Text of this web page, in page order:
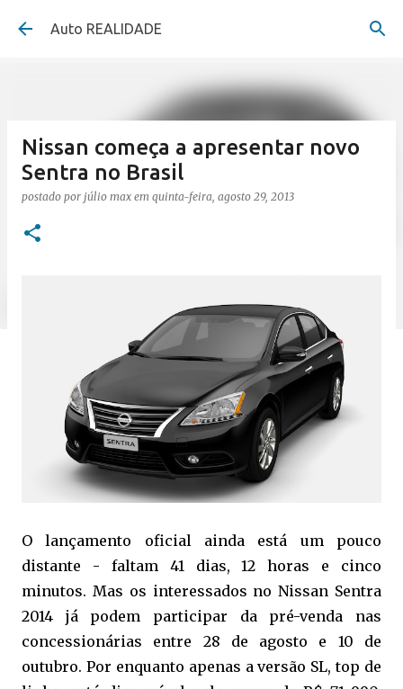
Pular para o conteúdo principal
Auto REALIDADE
Nissan começa a apresentar novo
Sentra no Brasil
postado por júlio max em quinta-feira, agosto 29, 2013
O lançamento oficial ainda está um pouco
distante - faltam 41 dias, 12 horas e cinco
minutos. Mas os interessados no Nissan Sentra
2014 já podem participar da pré-venda nas
concessionárias entre 28 de agosto e 10 de
outubro. Por enquanto apenas a versão SL, top de